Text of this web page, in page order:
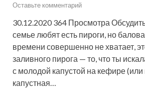
Оставьте комментарий
30.12.2020 364 Просмотра
семье любят есть пироги, но
времени совершенно не хватает,
заливного пирога — то, что ты
с молодой капустой на кефире (или
капустная…